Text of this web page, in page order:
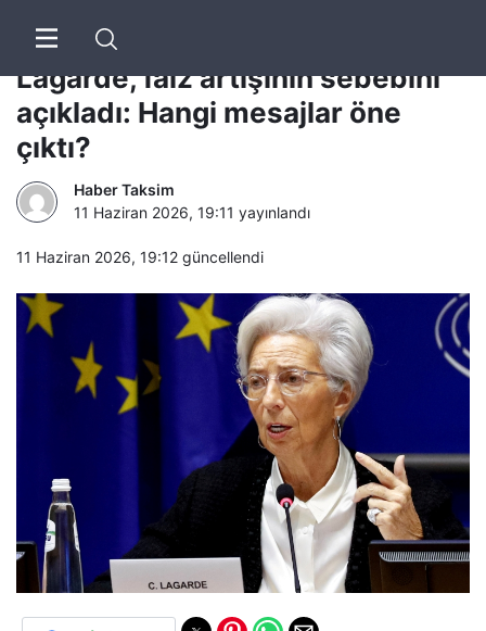
Ekonomim | ECB Başkanı
Lagarde, faiz artışının sebebini
açıkladı: Hangi mesajlar öne
çıktı?
Haber Taksim
11 Haziran 2026, 19:11 yayınlandı
11 Haziran 2026, 19:12 güncellendi